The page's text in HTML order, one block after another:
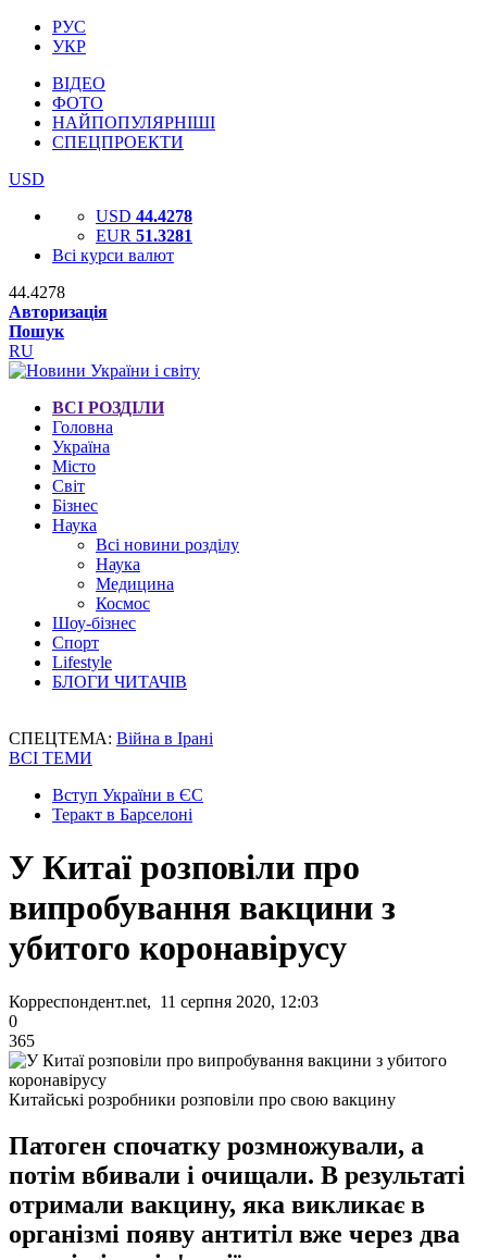
РУС
УКР
ВІДЕО
ФОТО
НАЙПОПУЛЯРНІШІ
СПЕЦПРОЕКТИ
USD
USD 44.4278
EUR 51.3281
Всі курси валют
44.4278
Авторизація
Пошук
RU
ВСІ РОЗДІЛИ
Головна
Україна
Місто
Світ
Бізнес
Наука
Всі новини розділу
Наука
Медицина
Космос
Шоу-бізнес
Спорт
Lifestyle
БЛОГИ ЧИТАЧІВ
СПЕЦТЕМА: Війна в Ірані
ВСІ ТЕМИ
Вступ України в ЄС
Теракт в Барселоні
У Китаї розповіли про
випробування вакцини з
убитого коронавірусу
Корреспондент.net, 11 серпня 2020, 12:03
0
365
Китайські розробники розповіли про свою вакцину
Патоген спочатку розмножували, а
потім вбивали і очищали. В результаті
отримали вакцину, яка викликає в
організмі появу антитіл вже через два